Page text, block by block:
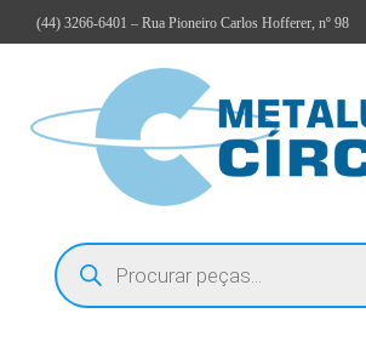
(44) 3266-6401 – Rua Pioneiro Carlos Hofferer, nº 98